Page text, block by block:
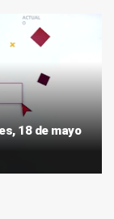
18 de mayo